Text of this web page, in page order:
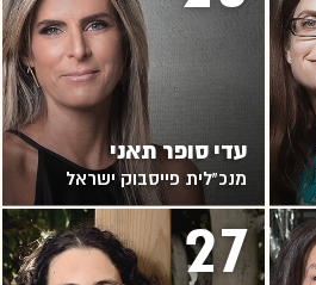
עדי סופר תאני
מנכ"לית פייסבוק ישראל
27